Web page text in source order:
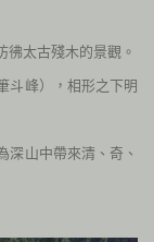
彿太古殘木的景觀。
斗峰），相形之下明
深山中帶來清、奇、